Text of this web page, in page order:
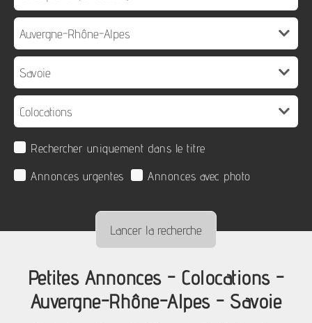
Rechercher uniquement dans le titre
Annonces urgentes
Annonces avec photo
Petites Annonces - Colocations -
Auvergne-Rhône-Alpes - Savoie